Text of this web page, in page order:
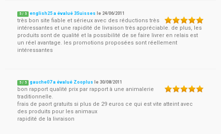
5 / 5 english25 a évalué 3Suisses le 24/06/2011
très bon site fiable et sérieux avec des réductions très
intéressantes et une rapidité de livraison très appréciable. de plus, les
produits sont de qualité et la possibilité de se faire livrer en relais est
un réel avantage. les promotions proposées sont réellement
intéressantes
5 / 5 gauche07 a évalué Zooplus le30/08/2011
bon rapport qualité prix par rapport à une animalerie
traditionnelle.
frais de paort gratuits si plus de 29 euros ce qui est vite atteint avec
des produits pour les animaux
rapidité de la livraison